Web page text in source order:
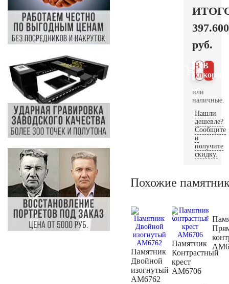
397.600
руб.
В
В 1
клик
или
наличные.
Нашли
дешевле?
Сообщите
и
получите
скидку.
Похожие
Памятник
Двойной
изогнутый
AM6762
Памятник
Контрастный
крест
AM6706